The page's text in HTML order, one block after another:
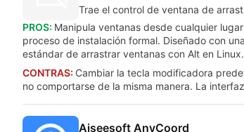
Trae el control de ventana de
PROS: Manipula ventanas desde cualquier
proceso de instalación formal. Diseñado con
estándar de arrastrar ventanas con Alt en Linux.
CONTRAS: Cambiar la tecla modificadora
no comportarse de la misma manera. La
Aiseesoft AnyCoord